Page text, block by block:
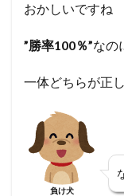
おかしいですね
”勝率100％”なの
一体どちらが正
負け犬